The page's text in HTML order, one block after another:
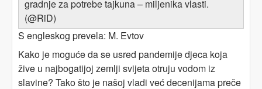
gradnje za potrebe tajkuna – miljenika vlasti.
(@RiD)
S engleskog prevela: M. Evtov
Kako je moguće da se usred pandemije djeca koja
žive u najbogatijoj zemlji svijeta otruju vodom iz
slavine? Tako što je našoj vladi već decenijama preče